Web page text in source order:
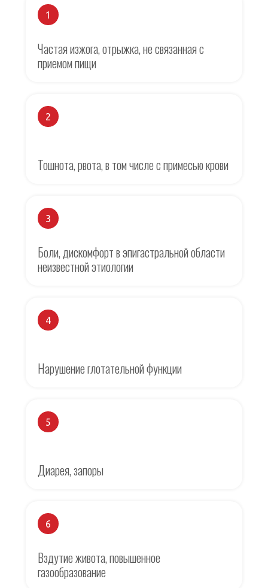
1
Частая изжога, отрыжка, не связанная с
приемом пищи
2
Тошнота, рвота, в том числе с примесью крови
3
Боли, дискомфорт в эпигастральной области
неизвестной этиологии
4
Нарушение глотательной функции
5
Диарея, запоры
6
Вздутие живота, повышенное
газообразование